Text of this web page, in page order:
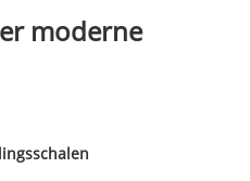
moderne